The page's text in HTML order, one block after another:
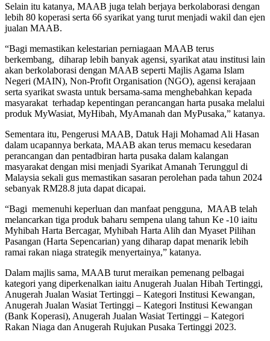
Selain itu katanya, MAAB juga telah berjaya berkolaborasi dengan
lebih 80 koperasi serta 66 syarikat yang turut menjadi wakil dan ejen
jualan MAAB.
“Bagi memastikan kelestarian perniagaan MAAB terus
berkembang, diharap lebih banyak agensi, syarikat atau institusi lain
akan berkolaborasi dengan MAAB seperti Majlis Agama Islam
Negeri (MAIN), Non-Profit Organisation (NGO), agensi kerajaan
serta syarikat swasta untuk bersama-sama menghebahkan kepada
masyarakat terhadap kepentingan perancangan harta pusaka melalui
produk MyWasiat, MyHibah, MyAmanah dan MyPusaka,” katanya.
Sementara itu, Pengerusi MAAB, Datuk Haji Mohamad Ali Hasan
dalam ucapannya berkata, MAAB akan terus memacu kesedaran
perancangan dan pentadbiran harta pusaka dalam kalangan
masyarakat dengan misi menjadi Syarikat Amanah Terunggul di
Malaysia sekali gus memastikan sasaran perolehan pada tahun 2024
sebanyak RM28.8 juta dapat dicapai.
“Bagi memenuhi keperluan dan manfaat pengguna, MAAB telah
melancarkan tiga produk baharu sempena ulang tahun Ke -10 iaitu
Myhibah Harta Bercagar, Myhibah Harta Alih dan Myaset Pilihan
Pasangan (Harta Sepencarian) yang diharap dapat menarik lebih
ramai rakan niaga strategik menyertainya,” katanya.
Dalam majlis sama, MAAB turut meraikan pemenang pelbagai
kategori yang diperkenalkan iaitu Anugerah Jualan Hibah Tertinggi,
Anugerah Jualan Wasiat Tertinggi – Kategori Institusi Kewangan,
Anugerah Jualan Wasiat Tertinggi – Kategori Institusi Kewangan
(Bank Koperasi), Anugerah Jualan Wasiat Tertinggi – Kategori
Rakan Niaga dan Anugerah Rujukan Pusaka Tertinggi 2023.